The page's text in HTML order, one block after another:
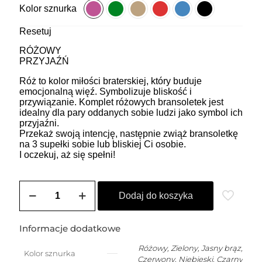
Kolor sznurka
Resetuj
RÓŻOWY
PRZYJAŹŃ
Róż to kolor miłości braterskiej, który buduje
emocjonalną więź. Symbolizuje bliskość i
przywiązanie. Komplet różowych bransoletek jest
idealny dla pary oddanych sobie ludzi jako symbol ich
przyjaźni.
Przekaż swoją intencję, następnie zwiąż bransoletkę
na 3 supełki sobie lub bliskiej Ci osobie.
I oczekuj, aż się spełni!
SOLE
na
łańcuszku
Dodaj do koszyka
Informacje dodatkowe
Kolor sznurka
Różowy, Zielony, Jasny brąz,
Czerwony, Niebieski, Czarny